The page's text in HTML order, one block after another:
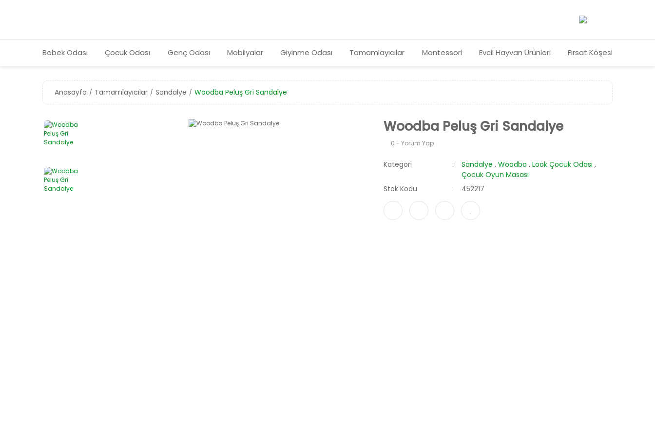
Bebek Odası Çocuk Odası Genç Odası Mobilyalar Giyinme Odası Tamamlayıcılar Montessori Evcil Hayvan Ürünleri Fırsat Köşesi
Anasayfa Tamamlayıcılar Sandalye Woodba Peluş Gri Sandalye
Woodba Peluş Gri Sandalye
0 - Yorum Yap
Kategori Sandalye , Woodba , Look Çocuk Odası ,
Çocuk Oyun Masası
Stok Kodu
452217